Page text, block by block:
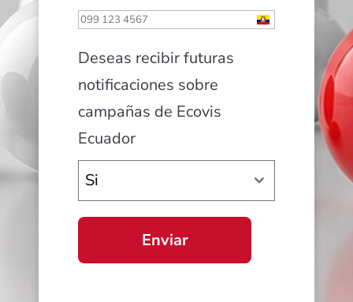
Ecuador
Deseas recibir futuras
notificaciones sobre
campañas de Ecovis
Ecuador
Si
Enviar